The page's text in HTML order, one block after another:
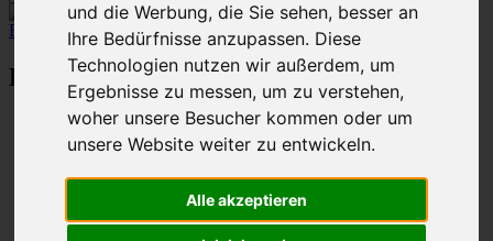
und die Werbung, die Sie sehen, besser an
Ihre Bedürfnisse anzupassen. Diese
Technologien nutzen wir außerdem, um
Ergebnisse zu messen, um zu verstehen,
woher unsere Besucher kommen oder um
unsere Website weiter zu entwickeln.
Alle akzeptieren
Erweiterte Suche »
Kategorien
Betriebsratswahl 2026
Innere Wahlumschläge
Zweiseitige Wahlumschläge
Selbstklebende Wahlumschläge
Stimmzettel